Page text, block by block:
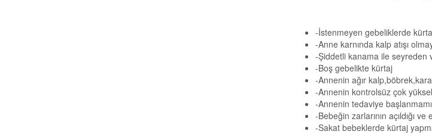
-İstenmeyen gebeliklerde
-Anne karnında kalp atışı
-Şiddetli kanama ile seyreden
-Boş gebelikte kürtaj
-Annenin ağır
-Annenin kontrolsüz çok
-Annenin tedaviye
-Bebeğin zarlarının açıldığı
-Sakat bebeklerde kürtaj